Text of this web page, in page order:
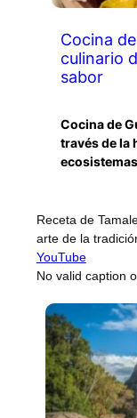
Cocina
culinario
sabor
Cocina de
través de la
Receta de
arte de la
YouTube
No valid caption